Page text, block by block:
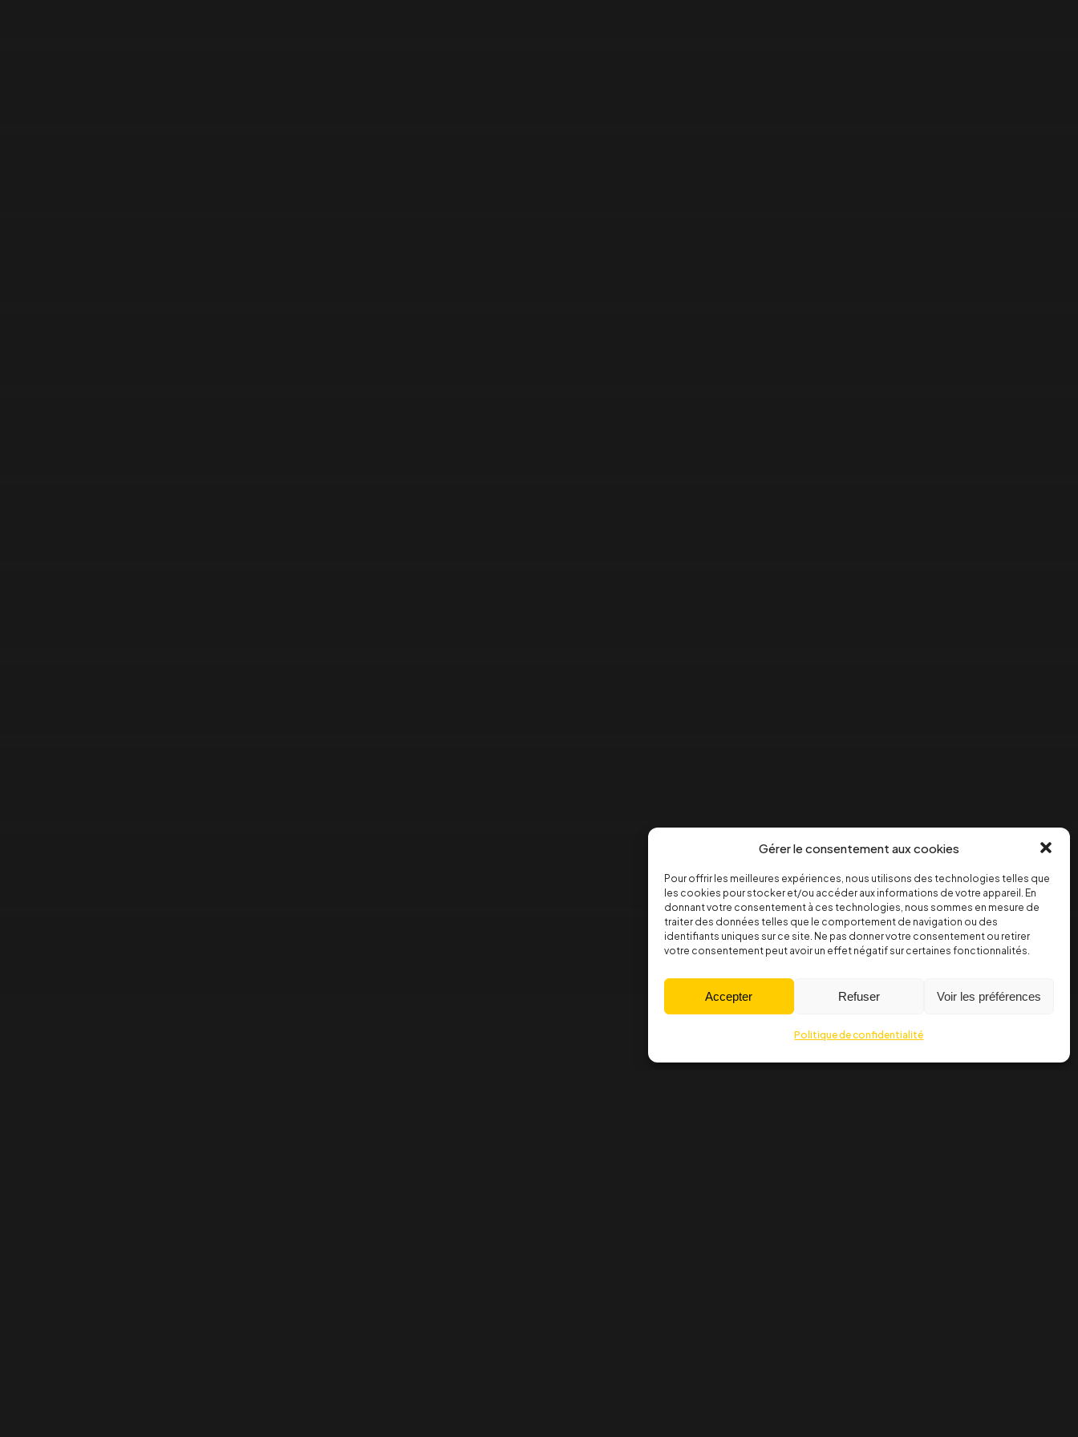
Gérer le consentement aux cookies
Pour offrir les meilleures expériences, nous utilisons des technologies telles que
les cookies pour stocker et/ou accéder aux informations de votre appareil. En
donnant votre consentement à ces technologies, nous sommes en mesure de
traiter des données telles que le comportement de navigation ou des
identifiants uniques sur ce site. Ne pas donner votre consentement ou retirer
votre consentement peut avoir un effet négatif sur certaines fonctionnalités.
Accepter Refuser Voir les préférences
Politique de confidentialité